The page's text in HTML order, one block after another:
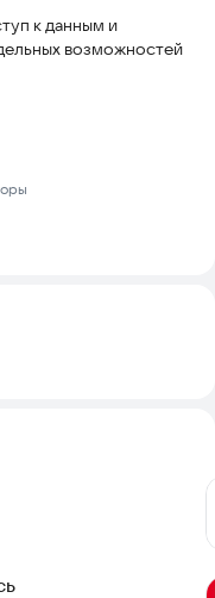
приложение стало
сегодня!
к данным и
возможностей